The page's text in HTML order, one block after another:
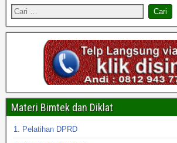
Materi Bimtek dan Diklat
1. Pelatihan DPRD